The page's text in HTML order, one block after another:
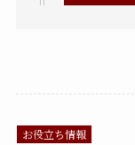
お役立ち情報